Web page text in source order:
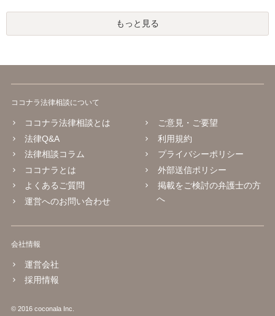
もっと見る
ココナラ法律相談について
ココナラ法律相談とは
法律Q&A
法律相談コラム
ココナラとは
よくあるご質問
運営へのお問い合わせ
ご意見・ご要望
利用規約
プライバシーポリシー
外部送信ポリシー
掲載をご検討の弁護士の方
へ
会社情報
運営会社
採用情報
© 2016 coconala Inc.